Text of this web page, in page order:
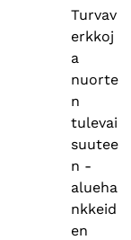
Turvav
erkkoj
a
nuorte
n
tulevai
suutee
n -
alueha
nkkeid
en